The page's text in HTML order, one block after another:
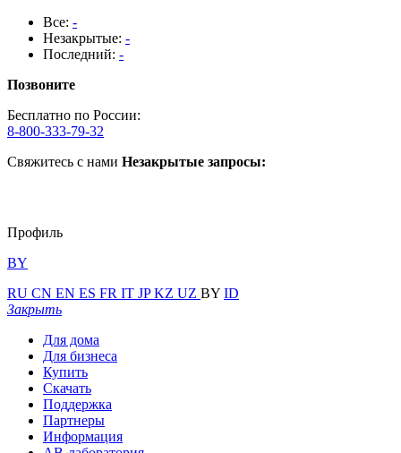
Все: -
Незакрытые: -
Последний: -
Позвоните
Бесплатно по России:
8-800-333-79-32
Свяжитесь с нами Незакрытые запросы:
Профиль
BY
RU CN EN ES FR IT JPKZ UZ BY ID
Закрыть
Для дома
Для бизнеса
Купить
Скачать
Поддержка
Партнеры
Информация